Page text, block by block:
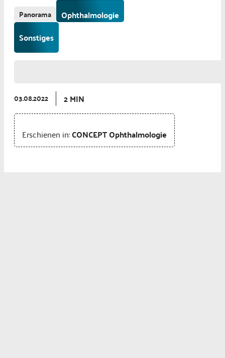
Panorama
Ophthalmologie
Sonstiges
03.08.2022 2 MIN
Erschienen in:CONCEPT Ophthalmologie